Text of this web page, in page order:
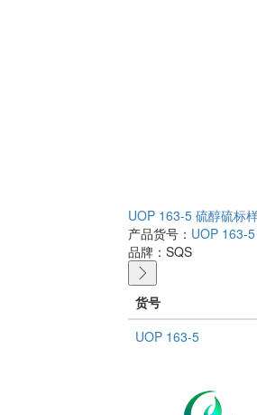
UOP 163-5 硫醇硫标
产品货号： UOP 163-5
品牌： SQS
货号
UOP 163-5